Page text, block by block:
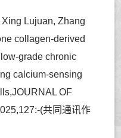
Lujuan, Zhang
collagen-derived
grade chronic
calcium-sensing
OF
(共同通讯作